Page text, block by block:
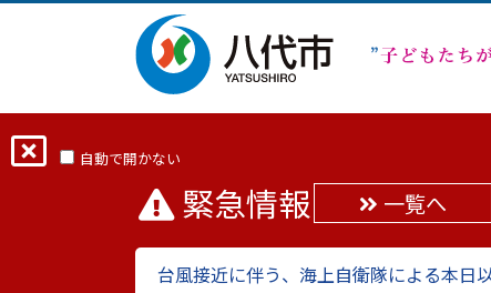
自動で開かない
緊急情報 一覧へ
台風接近に伴う、海上自衛隊による本日
広報やつしろ10月号